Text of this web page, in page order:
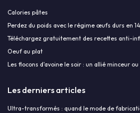
Calories pâtes
Perdez du poids avec le régime œufs durs en
Téléchargez gratuitement des recettes anti-
Oeuf au plat
Les flocons d'avoine le soir : un allié minceur
Les derniers articles
Ultra-transformés : quand le mode de